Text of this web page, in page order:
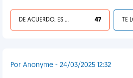
DE ACUERDO, ES UNA VIDA HP 47 TE
Por Anonyme - 24/03/2025 12:32